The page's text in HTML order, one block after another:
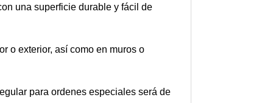
una superficie durable y fácil de
o exterior, así como en muros o
para ordenes especiales será de